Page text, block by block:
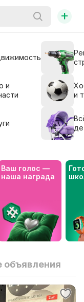
+
и
и
Ваш голос —
наша награда
объявления